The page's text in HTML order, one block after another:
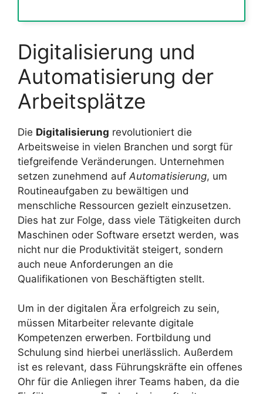
Digitalisierung und
Automatisierung der
Arbeitsplätze
Die Digitalisierung revolutioniert die
Arbeitsweise in vielen Branchen und sorgt für
tiefgreifende Veränderungen. Unternehmen
setzen zunehmend auf Automatisierung, um
Routineaufgaben zu bewältigen und
menschliche Ressourcen gezielt einzusetzen.
Dies hat zur Folge, dass viele Tätigkeiten durch
Maschinen oder Software ersetzt werden, was
nicht nur die Produktivität steigert, sondern
auch neue Anforderungen an die
Qualifikationen von Beschäftigten stellt.
Um in der digitalen Ära erfolgreich zu sein,
müssen Mitarbeiter relevante digitale
Kompetenzen erwerben. Fortbildung und
Schulung sind hierbei unerlässlich. Außerdem
ist es relevant, dass Führungskräfte ein offenes
Ohr für die Anliegen ihrer Teams haben, da die